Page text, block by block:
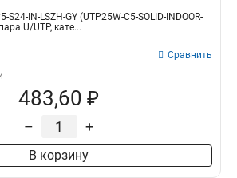
S24-IN-LSZH-GY (UTP25W-C5-SOLID-INDOOR-
U/UTP, кате...
Сравнить
483,60 ₽
– +
В корзину